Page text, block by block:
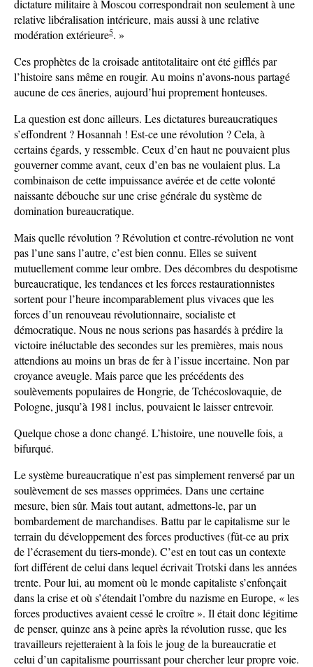
dictature militaire à Moscou correspondrait non seulement à une
relative libéralisation intérieure, mais aussi à une relative
modération extérieure5. »
Ces prophètes de la croisade antitotalitaire ont été gifflés par
l’histoire sans même en rougir. Au moins n’avons-nous partagé
aucune de ces âneries, aujourd’hui proprement honteuses.
La question est donc ailleurs. Les dictatures bureaucratiques
s’effondrent ? Hosannah ! Est-ce une révolution ? Cela, à
certains égards, y ressemble. Ceux d’en haut ne pouvaient plus
gouverner comme avant, ceux d’en bas ne voulaient plus. La
combinaison de cette impuissance avérée et de cette volonté
naissante débouche sur une crise générale du système de
domination bureaucratique.
Mais quelle révolution ? Révolution et contre-révolution ne vont
pas l’une sans l’autre, c’est bien connu. Elles se suivent
mutuellement comme leur ombre. Des décombres du despotisme
bureaucratique, les tendances et les forces restaurationnistes
sortent pour l’heure incomparablement plus vivaces que les
forces d’un renouveau révolutionnaire, socialiste et
démocratique. Nous ne nous serions pas hasardés à prédire la
victoire inéluctable des secondes sur les premières, mais nous
attendions au moins un bras de fer à l’issue incertaine. Non par
croyance aveugle. Mais parce que les précédents des
soulèvements populaires de Hongrie, de Tchécoslovaquie, de
Pologne, jusqu’à 1981 inclus, pouvaient le laisser entrevoir.
Quelque chose a donc changé. L’histoire, une nouvelle fois, a
bifurqué.
Le système bureaucratique n’est pas simplement renversé par un
soulèvement de ses masses opprimées. Dans une certaine
mesure, bien sûr. Mais tout autant, admettons-le, par un
bombardement de marchandises. Battu par le capitalisme sur le
terrain du développement des forces productives (fût-ce au prix
de l’écrasement du tiers-monde). C’est en tout cas un contexte
fort différent de celui dans lequel écrivait Trotski dans les années
trente. Pour lui, au moment où le monde capitaliste s’enfonçait
dans la crise et où s’étendait l’ombre du nazisme en Europe, « les
forces productives avaient cessé le croître ». Il était donc légitime
de penser, quinze ans à peine après la révolution russe, que les
travailleurs rejetteraient à la fois le joug de la bureaucratie et
celui d’un capitalisme pourrissant pour chercher leur propre voie.